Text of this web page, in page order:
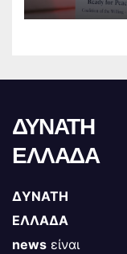
ΔΥΝΑΤΗ
ΕΛΛΑΔΑ
ΔΥΝΑΤΗ
ΕΛΛΑΔΑ
news είναι